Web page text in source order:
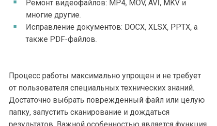
Ремонт видеофайлов: MP4, MOV, AVI, MKV и
многие другие.
Исправление документов: DOCX, XLSX, PPTX, а
также PDF-файлов.
Процесс работы максимально упрощен и не требует
от пользователя специальных технических знаний.
Достаточно выбрать поврежденный файл или целую
папку, запустить сканирование и дождаться